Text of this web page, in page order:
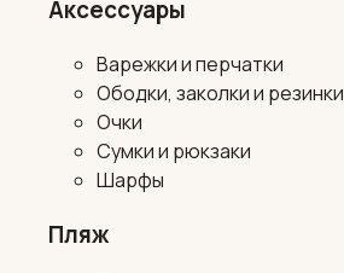
Аксессуары
Варежки и перчатки
Ободки, заколки и резинки
Очки
Сумки и рюкзаки
Шарфы
Пляж